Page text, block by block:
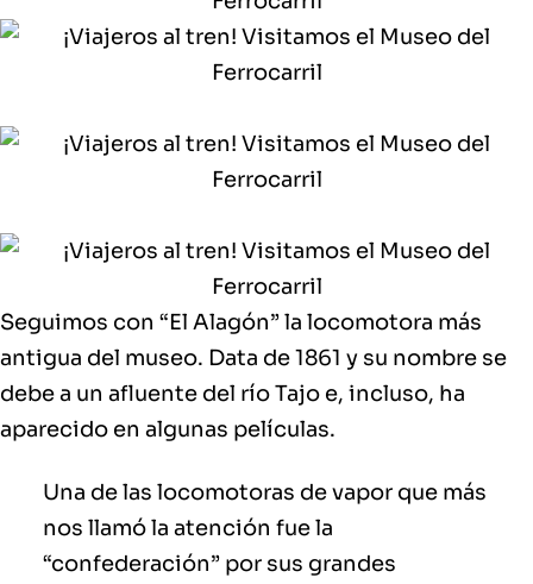
Seguimos con “El Alagón” la locomotora más
antigua del museo. Data de 1861 y su nombre se
debe a un afluente del río Tajo e, incluso, ha
aparecido en algunas películas.
Una de las locomotoras de vapor que más
nos llamó la atención fue la
“confederación” por sus grandes